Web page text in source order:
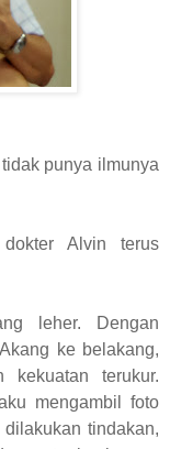
punya ilmunya
Alvin terus
leher. Dengan
ke belakang,
terukur.
mengambil foto
tindakan,